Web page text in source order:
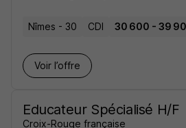
Nîmes - 30 CDI 30 600 - 39
Voir l’offre
Educateur Spécialisé H/F
Croix-Rouge française